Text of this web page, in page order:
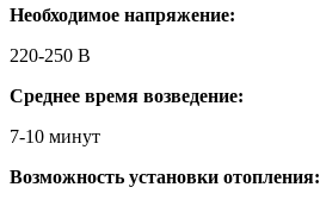
Необходимое напряжение:
220-250 В
Среднее время возведение:
7-10 минут
Возможность установки отопления: